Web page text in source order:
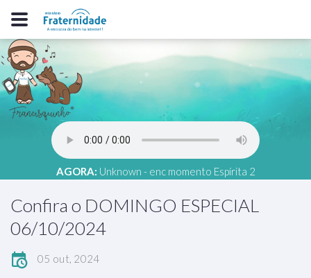
AGORA: Unknown - enc momento Espírita 2
Confira o DOMINGO ESPECIAL
06/10/2024
05 out, 2024